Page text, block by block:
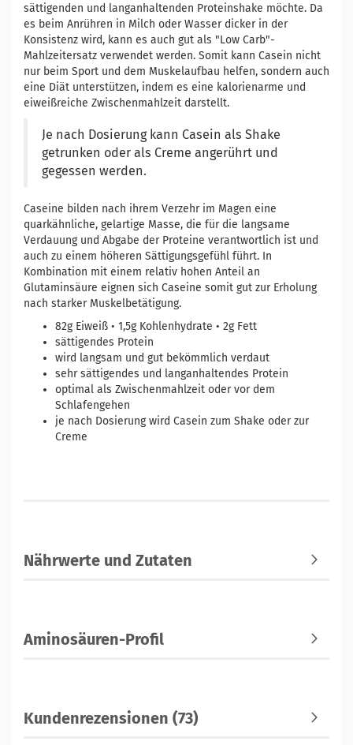
sättigenden und langanhaltenden Proteinshake möchte. Da
es beim Anrühren in Milch oder Wasser dicker in der
Konsistenz wird, kann es auch gut als "Low Carb"-
Mahlzeitersatz verwendet werden. Somit kann Casein nicht
nur beim Sport und dem Muskelaufbau helfen, sondern auch
eine Diät unterstützen, indem es eine kalorienarme und
eiweißreiche Zwischenmahlzeit darstellt.
Je nach Dosierung kann Casein als Shake
getrunken oder als Creme angerührt und
gegessen werden.
Caseine bilden nach ihrem Verzehr im Magen eine
quarkähnliche, gelartige Masse, die für die langsame
Verdauung und Abgabe der Proteine verantwortlich ist und
auch zu einem höheren Sättigungsgefühl führt. In
Kombination mit einem relativ hohen Anteil an
Glutaminsäure eignen sich Caseine somit gut zur Erholung
nach starker Muskelbetätigung.
82g Eiweiß • 1,5g Kohlenhydrate • 2g Fett
sättigendes Protein
wird langsam und gut bekömmlich verdaut
sehr sättigendes und langanhaltendes Protein
optimal als Zwischenmahlzeit oder vor dem
Schlafengehen
je nach Dosierung wird Casein zum Shake oder zur
Creme
Nährwerte und Zutaten
Aminosäuren-Profil
Kundenrezensionen (73)